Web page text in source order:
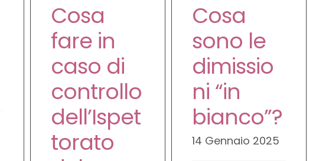
Cosa
fare in
caso di
controllo
dell’Ispet
torato
Cosa
sono le
dimissio
ni “in
bianco”?
14 Gennaio 2025